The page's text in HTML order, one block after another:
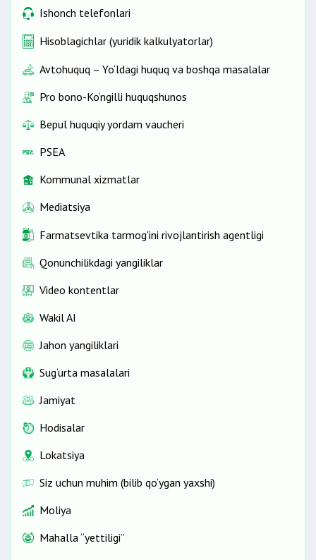
Ishonch telefonlari
Hisoblagichlar (yuridik kalkulyatorlar)
Avtohuquq – Yo‘ldagi huquq va boshqa masalalar
Pro bono-Ko‘ngilli huquqshunos
Bepul huquqiy yordam vaucheri
PSEA
Kommunal xizmatlar
Mediatsiya
Farmatsevtika tarmog'ini rivojlantirish agentligi
Qonunchilikdagi yangiliklar
Video kontentlar
Wakil AI
Jahon yangiliklari
Sug‘urta masalalari
Jamiyat
Hodisalar
Lokatsiya
Siz uchun muhim (bilib qo‘ygan yaxshi)
Moliya
Mahalla “yettiligi”